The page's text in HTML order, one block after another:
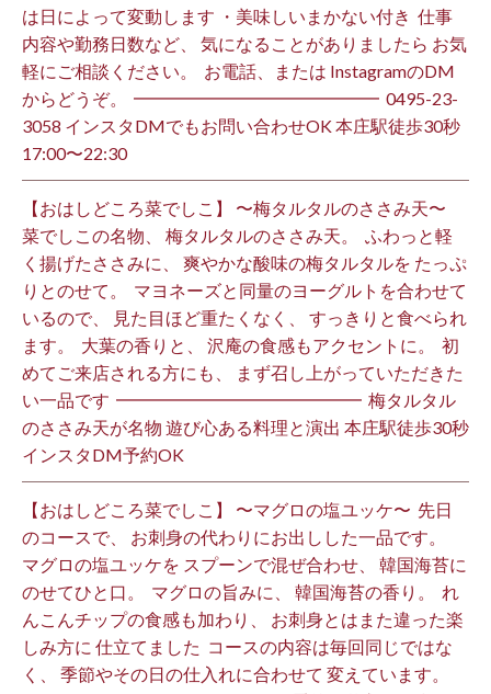
は日によって変動します ・美味しいまかない付き ⁡ 仕事
内容や勤務日数など、 気になることがありましたら お気
軽にご相談ください。 ⁡ お電話、または InstagramのDM
からどうぞ。 ⁡ ━━━━━━━━━━━━━━ ⁡ ️0495-23-
3058 インスタDMでもお問い合わせOK 本庄駅徒歩30秒
17:00〜22:30 ⁡
【おはしどころ菜でしこ】 〜梅タルタルのささみ天〜 ⁡
菜でしこの名物、 梅タルタルのささみ天。 ⁡ ふわっと軽
く揚げたささみに、 爽やかな酸味の梅タルタルを たっぷ
りとのせて。 ⁡ マヨネーズと同量のヨーグルトを合わせて
いるので、 見た目ほど重たくなく、 すっきりと食べられ
ます。 ⁡ 大葉の香りと、 沢庵の食感もアクセントに。 ⁡ 初
めてご来店される方にも、 まず召し上がっていただきた
い一品です️ ⁡ ━━━━━━━━━━━━━━ ⁡ 梅タルタル
のささみ天が名物 遊び心ある料理と演出 本庄駅徒歩30秒
インスタDM予約OK ⁡
【おはしどころ菜でしこ】 〜マグロの塩ユッケ〜 ⁡ 先日
のコースで、 お刺身の代わりにお出しした一品です。 ⁡
マグロの塩ユッケを スプーンで混ぜ合わせ、 韓国海苔に
のせてひと口。 ⁡ マグロの旨みに、 韓国海苔の香り。 ⁡ れ
んこんチップの食感も加わり、 お刺身とはまた違った楽
しみ方に 仕立てました️ ⁡ コースの内容は毎回同じではな
く、 季節やその日の仕入れに合わせて 変えています。 ⁡